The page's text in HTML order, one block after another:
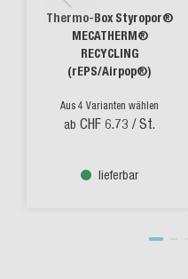
Thermo-Box Styropor®
MECATHERM®
RECYCLING
(rEPS/Airpop®)
Aus 4 Varianten wählen
ab CHF 6.73 / St.
lieferbar